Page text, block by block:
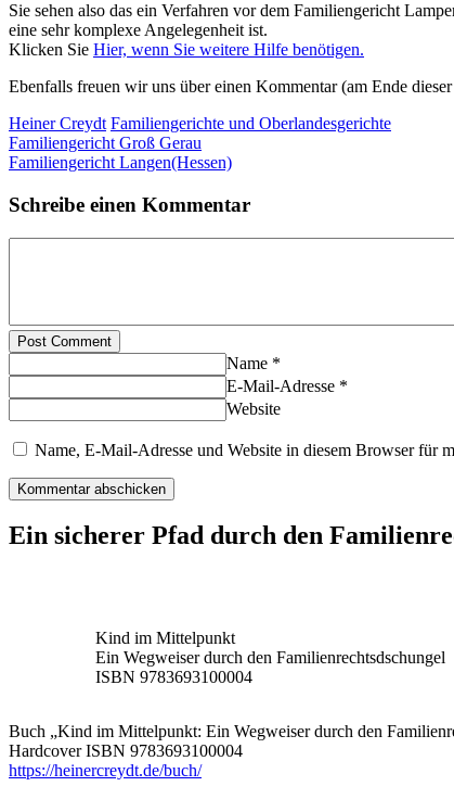
Sie sehen also das ein Verfahren vor dem Familiengericht
eine sehr komplexe Angelegenheit ist.
Klicken Sie Hier, wenn Sie weitere Hilfe benötigen.
Ebenfalls freuen wir uns über einen Kommentar (am Ende
Heiner Creydt Familiengerichte und Oberlandesgerichte
Familiengericht Groß Gerau
Familiengericht Langen(Hessen)
Schreibe einen Kommentar
Post Comment
Name *
E-Mail-Adresse *
Website
Name, E-Mail-Adresse und Website in diesem Browser für
Ein sicherer Pfad durch den
Kind im Mittelpunkt
Ein Wegweiser durch den Familienrechtsdschungel
ISBN 9783693100004
Buch „Kind im Mittelpunkt: Ein Wegweiser durch den
Hardcover ISBN 9783693100004
https://heinercreydt.de/buch/